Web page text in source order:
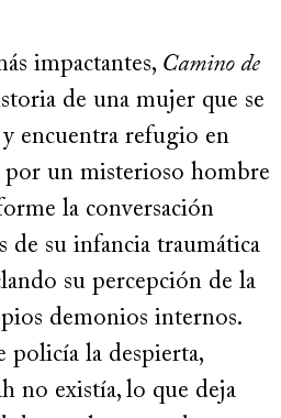
impactantes, Camino de
de una mujer que se
encuentra refugio en
por un misterioso hombre
la conversación
de su infancia traumática
su percepción de la
demonios internos.
la despierta,
no existía, lo que deja